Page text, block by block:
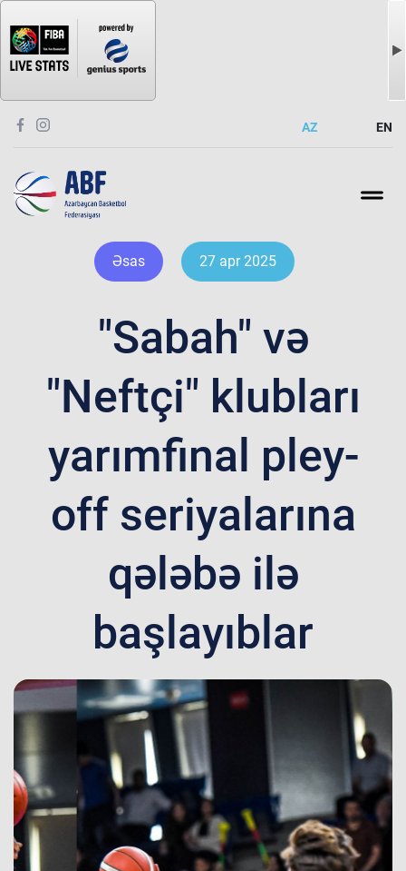
AZ EN
Əsas 27 apr 2025
"Sabah" və
"Neftçi" klubları
yarımfinal pley-
off seriyalarına
qələbə ilə
başlayıblar